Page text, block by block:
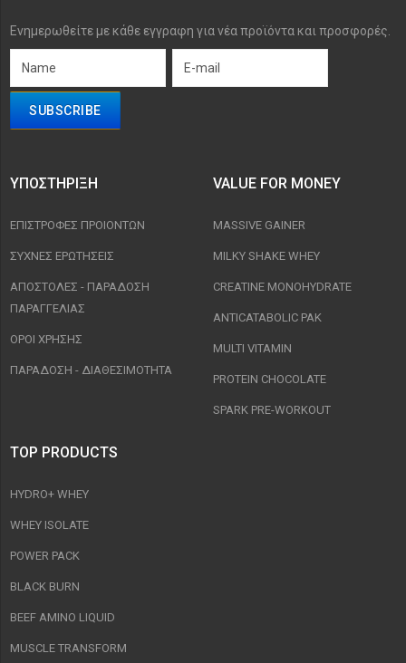
Ενημερωθείτε με κάθε εγγραφη για νέα προϊόντα και προσφορές.
ΥΠΟΣΤΉΡΙΞΗ
ΕΠΙΣΤΡΟΦΈΣ ΠΡΟΙΟΝΤΩΝ
ΣΥΧΝΈΣ ΕΡΩΤΉΣΕΙΣ
ΑΠΟΣΤΟΛΈΣ - ΠΑΡΆΔΟΣΗ
ΠΑΡΑΓΓΕΛΊΑΣ
ΟΡΟΙ ΧΡΉΣΗΣ
ΠΑΡΑΔΟΣΗ - ΔΙΑΘΕΣΙΜΌΤΗΤΑ
VALUE FOR MONEY
MASSIVE GAINER
MILKY SHAKE WHEY
CREATINE MONOHYDRATE
ANTICATABOLIC PAK
MULTI VITAMIN
PROTEIN CHOCOLATE
SPARK PRE-WORKOUT
TOP PRODUCTS
HYDRO+ WHEY
WHEY ISOLATE
POWER PACK
BLACK BURN
BEEF AMINO LIQUID
MUSCLE TRANSFORM